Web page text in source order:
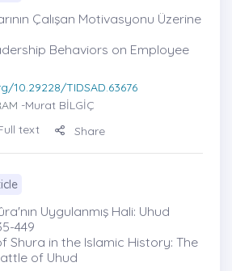
Çalışan Motivasyonu Üzerine
Behaviors on Employee
10.29228/TIDSAD.63676
-Murat BİLGİÇ
text Share
Uygulanmış Hali: Uhud
449
Shura in the Islamic History: The
of Uhud